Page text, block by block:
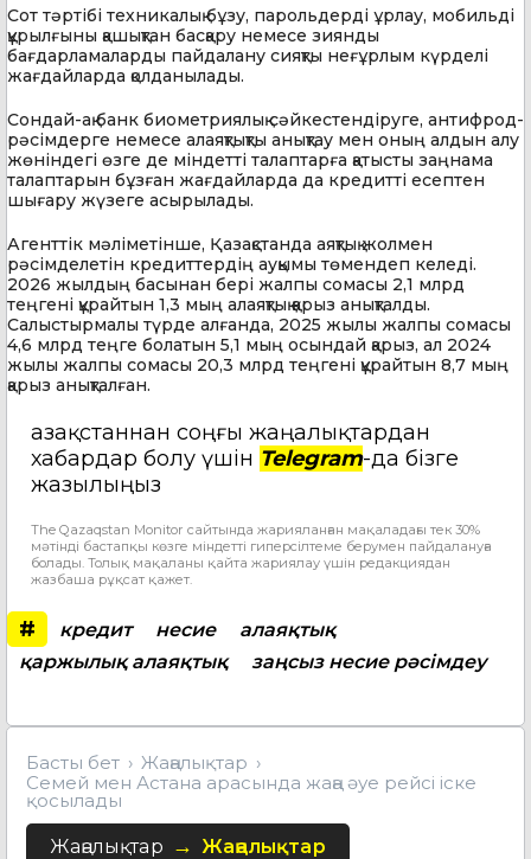
Сот тәртібі техникалық бұзу, парольдерді ұрлау, мобильді
құрылғыны қашықтан басқару немесе зиянды
бағдарламаларды пайдалану сияқты неғұрлым күрделі
жағдайларда қолданылады.
Сондай-ақ банк биометриялық сәйкестендіруге, антифрод-
рәсімдерге немесе алаяқтықты анықтау мен оның алдын алу
жөніндегі өзге де міндетті талаптарға қатысты заңнама
талаптарын бұзған жағдайларда да кредитті есептен
шығару жүзеге асырылады.
Агенттік мәліметінше, Қазақстанда аяқтық жолмен
рәсімделетін кредиттердің ауқымы төмендеп келеді.
2026 жылдың басынан бері жалпы сомасы 2,1 млрд
теңгені құрайтын 1,3 мың алаяқтық қарыз анықталды.
Салыстырмалы түрде алғанда, 2025 жылы жалпы сомасы
4,6 млрд теңге болатын 5,1 мың осындай қарыз, ал 2024
жылы жалпы сомасы 20,3 млрд теңгені құрайтын 8,7 мың
қарыз анықталған.
Қазақстаннан соңғы жаңалықтардан
хабардар болу үшін Telegram-да бізге
жазылыңыз
The Qazaqstan Monitor сайтында жарияланған мақаладағы тек 30%
мәтінді бастапқы көзге міндетті гиперсілтеме берумен пайдалануға
болады. Толық мақаланы қайта жариялау үшін редакциядан
жазбаша рұқсат қажет.
# кредит несие
алаяқтық
қаржылық алаяқтық
заңсыз несие рәсімдеу
Басты бет
Жаңалықтар
Семей мен Астана арасында жаңа әуе рейсі іске
қосылады
Жаңалықтар Жаңалықтар